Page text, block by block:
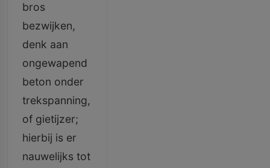
bros
bezwijken,
denk aan
ongewapend
beton onder
trekspanning,
of gietijzer;
hierbij is er
nauwelijks tot